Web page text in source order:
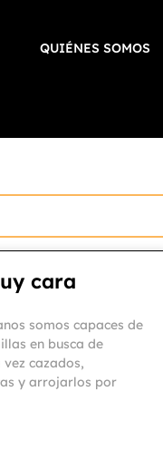
QUIÉNES SOMOS
cara
somos capaces de
en busca de
cazados,
y arrojarlos por